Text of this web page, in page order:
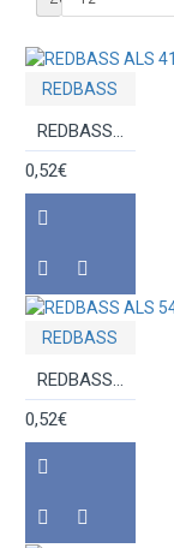
REDBASS
REDBASS ALS 41
0,52€
REDBASS
REDBASS ALS 54
0,52€